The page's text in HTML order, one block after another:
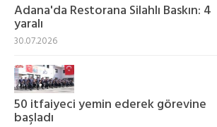
Adana'da Restorana Silahlı Baskın: 4
yaralı
30.07.2026
50 itfaiyeci yemin ederek görevine
başladı